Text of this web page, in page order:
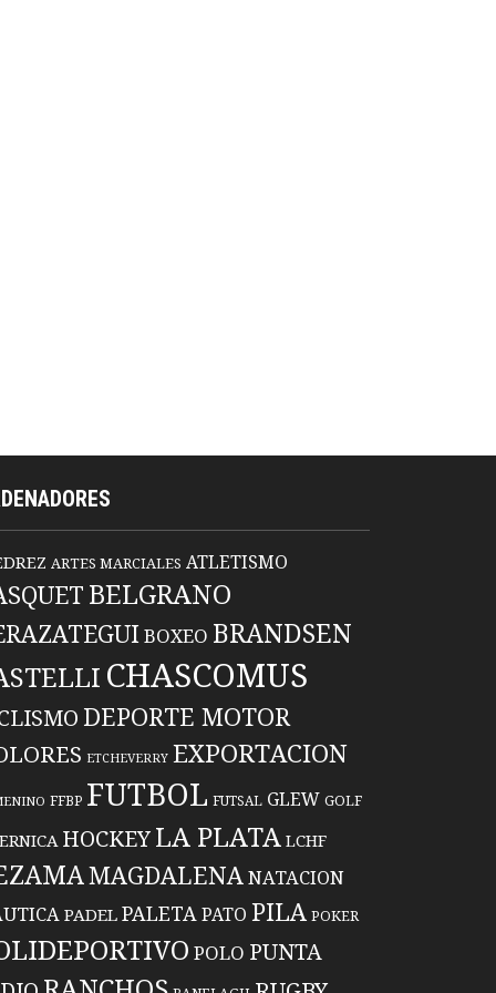
ARTES MARCIALES ATLETISMO
BELGRANO
BOXEO BRANDSEN
CHASCOMUS
DEPORTE MOTOR
ETCHEVERRY EXPORTACION
FFBP FUTBOL FUTSAL GLEW GOLF
HOCKEYLA PLATA LCHF
MAGDALENANATACION
PADEL PALETAPATO PILA POKER
POLO PUNTA